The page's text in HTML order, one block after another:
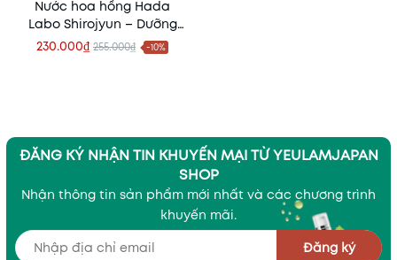
Nước hoa hồng Hada
Labo Shirojyun – Dưỡng
trắng sáng da, cấp ẩm
230.000₫ 255.000₫ -10%
ĐĂNG KÝ NHẬN TIN KHUYẾN MẠI TỪ YEULAMJAPAN
SHOP
Nhận thông tin sản phẩm mới nhất và các chương trình
khuyến mãi.
Đăng ký